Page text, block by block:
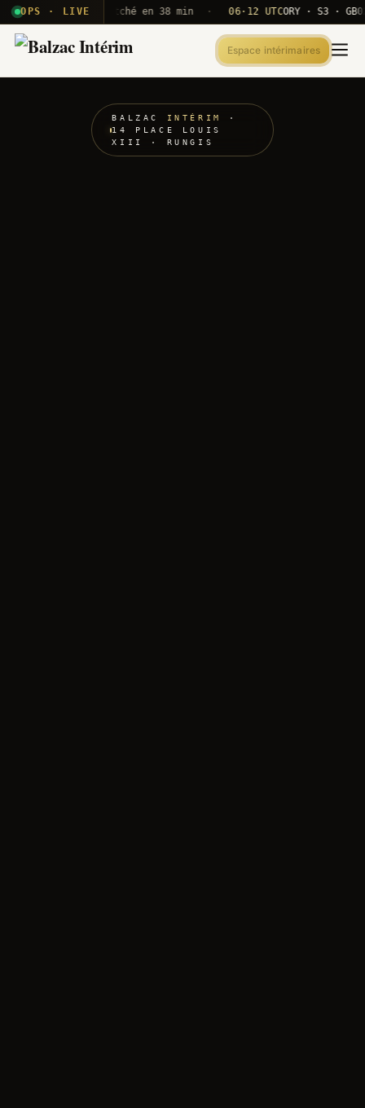
OPS · LIVE
— agent dispatché en 38 min · 06·12 UTC ORY · S3 · GB02
Espace intérimaires
BALZAC INTÉRIM
·
14 PLACE LOUIS
XIII · RUNGIS